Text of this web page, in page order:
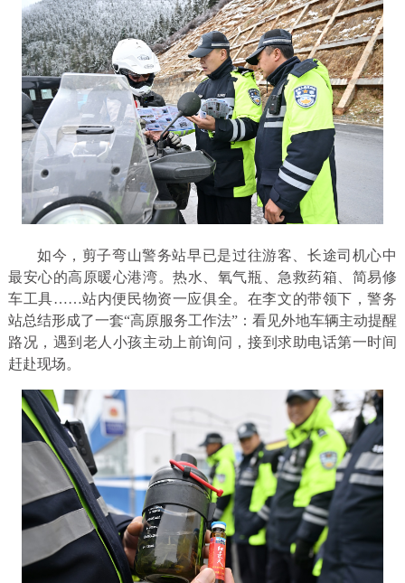
如今，剪子弯山警务站早已是过往游客、长途司机心中
最安心的高原暖心港湾。热水、氧气瓶、急救药箱、简易修
车工具……站内便民物资一应俱全。在李文的带领下，警务
站总结形成了一套“高原服务工作法”：看见外地车辆主动提醒
路况，遇到老人小孩主动上前询问，接到求助电话第一时间
赶赴现场。